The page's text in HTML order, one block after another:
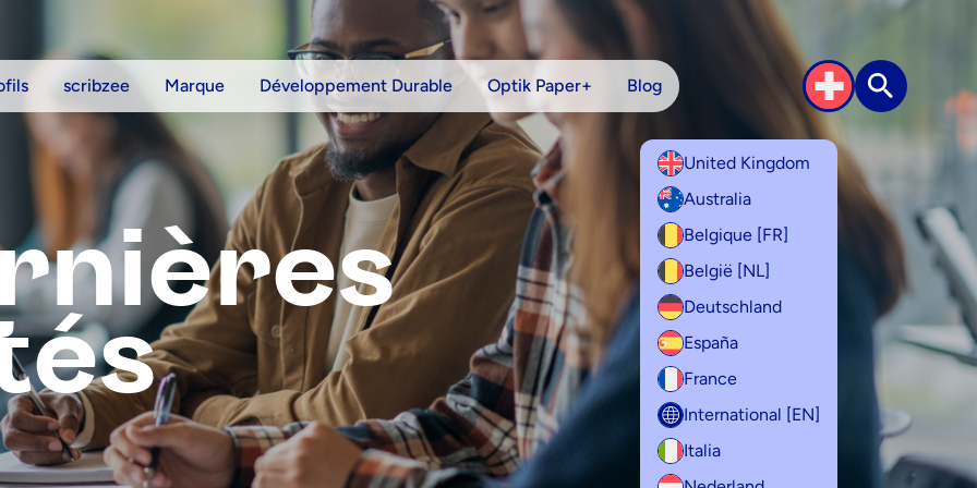
scribzee Marque Développement Durable Optik Paper+ Blog
United Kingdom
Australia
Belgique [FR]
België [NL]
Deutschland
España
France
International [EN]
Italia